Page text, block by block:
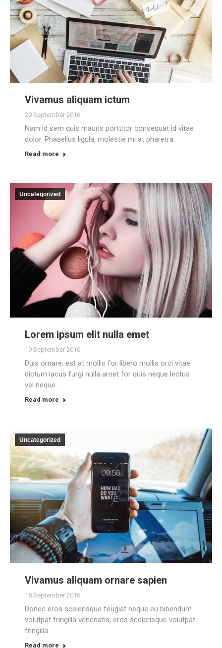
Vivamus aliquam ictum
20 September 2016
Nam id sem quis mauris porttitor consequat id vitae
dolor. Phasellus ligula, molestie mi at pharetra.
Read more
Uncategorized
Lorem ipsum elit nulla emet
19 September 2016
Duis ornare, est at mollis for libero mollis orci vitae
dictum lacus furgi nulla amet for quis neque lectus
vel neque.
Read more
Uncategorized
Vivamus aliquam ornare sapien
18 September 2016
Donec eros scelerisque feugiat neque eu bibendum
volutpat fringilla venenatis, eros scelerisque volutpat
fringilla.
Read more